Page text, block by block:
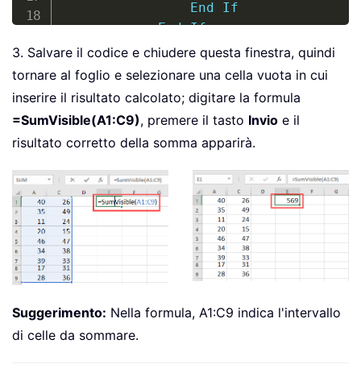
End
If
End If
Next
End
If
Nothing
        SumVisible
Else
        SumVisible
= 0
End If
End
Function
3. Salvare il codice e chiudere questa finestra, quindi
tornare al foglio e selezionare una cella vuota in cui
inserire il risultato calcolato; digitare la formula
=SumVisible(A1:C9), premere il tasto Invio e il
risultato corretto della somma apparirà.
Suggerimento: Nella formula, A1:C9 indica l'intervallo
di celle da sommare.